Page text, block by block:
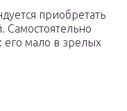
приобретать
его мало в зрелых